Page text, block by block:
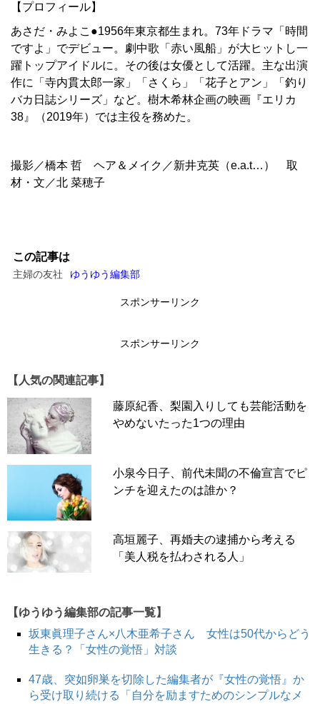
【プロフィール】
あさだ・みよこ●1956年東京都生まれ。73年ドラマ「時間
ですよ」でデビュー。劇中歌「赤い風船」が大ヒットし一
躍トップアイドルに。その後は女優として活躍。主な出演
作に「寺内貫太郎一家」「さくら」「花子とアン」「釣り
バカ日誌シリーズ」など。樹木希林企画の映画『エリカ
38』（2019年）では主役を務めた。
撮影／橋本 哲 ヘア＆メイク／新井克英（e.a.t…） 取
材・文／北 菜穂子
この記事は
主婦の友社 ゆうゆう編集部
スポンサーリンク
スポンサーリンク
【人気の関連記事】
藤原紀香、梨園入りしても芸能活動を
やめないたった1つの理由
小泉今日子、前代未聞の不倫宣言でピ
ンチを迎えたのは誰か？
高垣麗子、再婚夫の逮捕から考える
「美人税を払わされる人」
【ゆうゆう編集部の記事一覧】
坂東眞理子さん×八木亜希子さん 女性は50代からどう
生きる？「女性の覚悟」対談
47歳、突如卵巣を切除した編集者が『女性の覚悟』か
ら受け取り続ける「自分を励ますためのシンプルなメ